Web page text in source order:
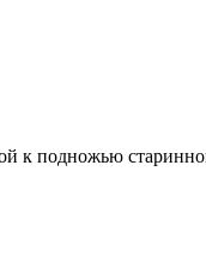
к подножью